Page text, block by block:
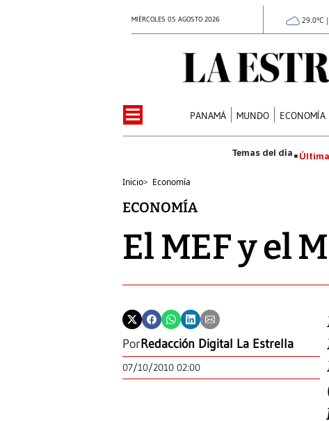
MIÉRCOLES 05 AGOSTO 2026 29.0°C
PANAMÁ MUNDO ECONOMÍA
Inicio> Economía
ECONOMÍA
El MEF y el
PorRedacción Digital La Estrella
07/10/2010 02:00